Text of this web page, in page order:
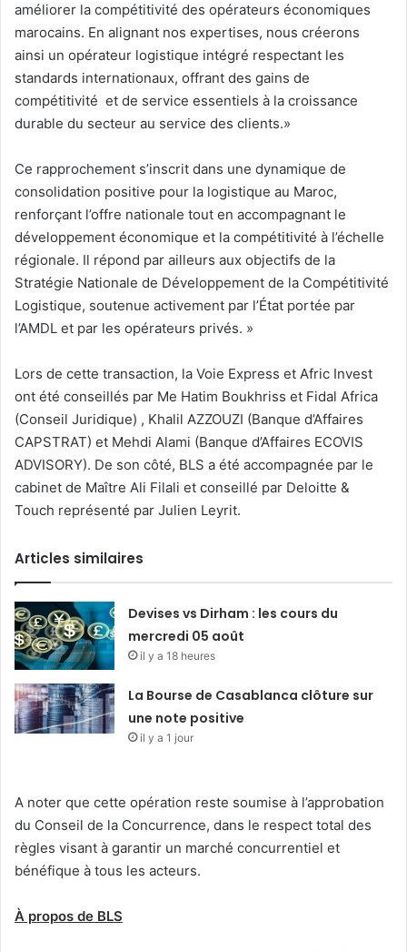
améliorer la compétitivité des opérateurs économiques
marocains. En alignant nos expertises, nous créerons
ainsi un opérateur logistique intégré respectant les
standards internationaux, offrant des gains de
compétitivité et de service essentiels à la croissance
durable du secteur au service des clients.»
Ce rapprochement s’inscrit dans une dynamique de
consolidation positive pour la logistique au Maroc,
renforçant l’offre nationale tout en accompagnant le
développement économique et la compétitivité à l’échelle
régionale. Il répond par ailleurs aux objectifs de la
Stratégie Nationale de Développement de la Compétitivité
Logistique, soutenue activement par l’État portée par
l’AMDL et par les opérateurs privés. »
Lors de cette transaction, la Voie Express et Afric Invest
ont été conseillés par Me Hatim Boukhriss et Fidal Africa
(Conseil Juridique) , Khalil AZZOUZI (Banque d’Affaires
CAPSTRAT) et Mehdi Alami (Banque d’Affaires ECOVIS
ADVISORY). De son côté, BLS a été accompagnée par le
cabinet de Maître Ali Filali et conseillé par Deloitte &
Touch représenté par Julien Leyrit.
Articles similaires
Devises vs Dirham : les cours du
mercredi 05 août
il y a 18 heures
La Bourse de Casablanca clôture sur
une note positive
il y a 1 jour
A noter que cette opération reste soumise à l’approbation
du Conseil de la Concurrence, dans le respect total des
règles visant à garantir un marché concurrentiel et
bénéfique à tous les acteurs.
À propos de BLS